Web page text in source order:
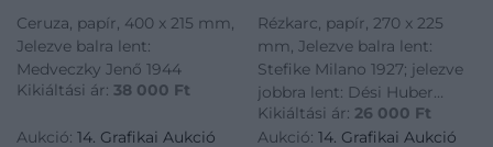
Ceruza, papír, 400 x 215 mm,
Jelezve balra lent:
Medveczky Jenő 1944
Kikiáltási ár: 38 000 Ft
Aukció: 14. Grafikai Aukció
Rézkarc, papír, 270 x 225
mm, Jelezve balra lent:
Stefike Milano 1927; jelezve
jobbra lent: Dési Huber
István rézkarca
Kikiáltási ár: 26 000 Ft
Aukció: 14. Grafikai Aukció